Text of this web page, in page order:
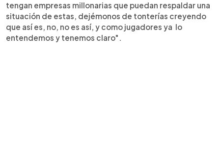
tengan empresas millonarias que puedan respaldar una
situación de estas, dejémonos de tonterías creyendo
que así es, no, no es así, y como jugadores ya lo
entendemos y tenemos claro".